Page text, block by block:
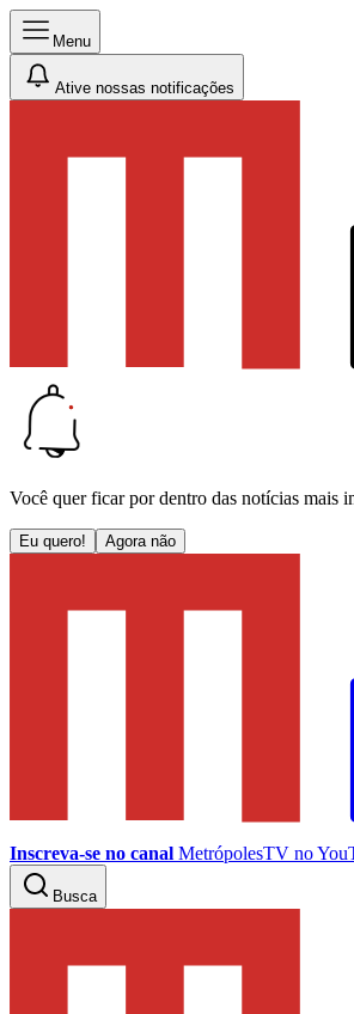
Menu
Ative nossas notificações
Você quer ficar por dentro das notícias mais
Eu quero! Agora não
Inscreva-se no canal MetrópolesTV no
Busca